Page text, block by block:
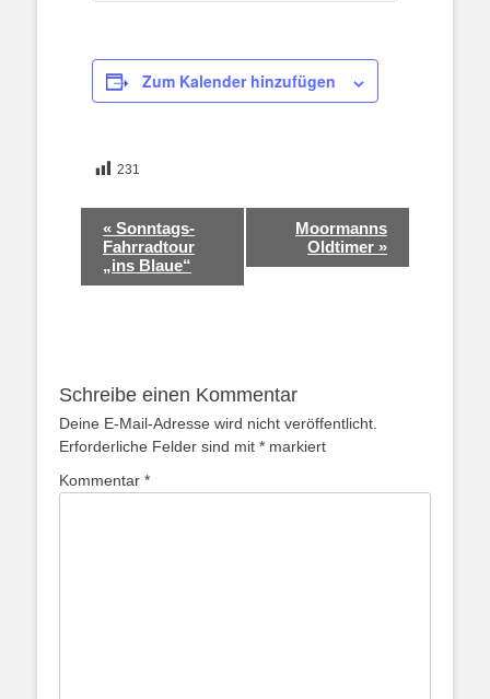
Zum Kalender hinzufügen
231
Veranstaltung-
Navigation
« Sonntags-
Fahrradtour
„ins Blaue“
Moormanns
Oldtimer »
Schreibe einen Kommentar
Deine E-Mail-Adresse wird nicht veröffentlicht.
Erforderliche Felder sind mit * markiert
Kommentar *